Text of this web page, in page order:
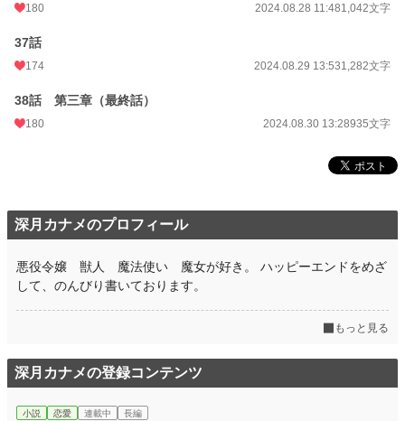
180 2024.08.28 11:481,042文字
37話
174 2024.08.29 13:531,282文字
38話 第三章（最終話）
180 2024.08.30 13:28935文字
深月カナメのプロフィール
悪役令嬢 獣人 魔法使い 魔女が好き。 ハッピーエンドをめざ
して、のんびり書いております。
もっと見る
深月カナメの登録コンテンツ
小説 恋愛 連載中 長編